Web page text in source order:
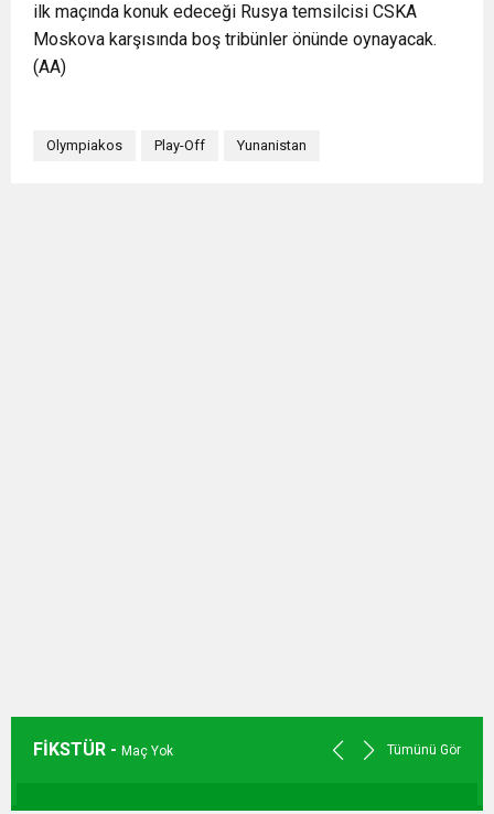
ilk maçında konuk edeceği Rusya temsilcisi CSKA
Moskova karşısında boş tribünler önünde oynayacak.
(AA)
Olympiakos Play-Off Yunanistan
FİKSTÜR - Maç Yok Tümünü Gör